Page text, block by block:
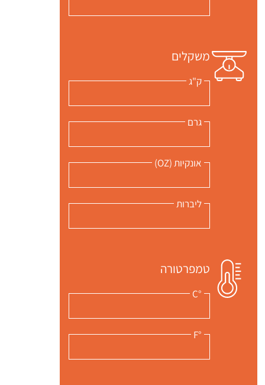
משקלים
ק"ג
גרם
אונקיות (OZ)
ליברות
טמפרטורה
°C
°F